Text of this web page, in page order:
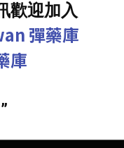
歡迎加入
彈藥庫
庫
”